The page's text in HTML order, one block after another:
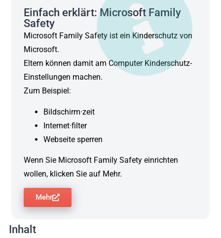
Einfach erklärt: Microsoft Family
Safety
Microsoft Family Safety ist ein Kinderschutz von
Microsoft.
Eltern können damit am Computer Kinderschutz-
Einstellungen machen.
Zum Beispiel:
Bildschirm·zeit
Internet·filter
Webseite sperren
Wenn Sie Microsoft Family Safety einrichten
wollen, klicken Sie auf Mehr.
Mehr
Inhalt